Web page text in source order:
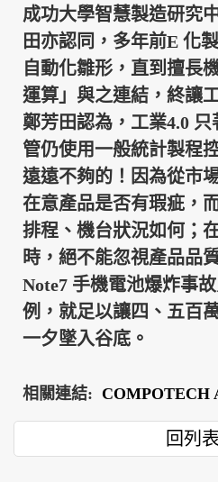
成功大學智慧製造研究
田亦認同，多年前E 化
自動化雛形，直到擅長
運算」與之連結，終讓
鄭芳田認為，工業4.0 只
管仍使用一般統計製程
遠遠不夠的！因為從市
在意產品是否有瑕疵，
排程、機台狀況如何；
時，絕不能忽視產品品
Note7 手機電池爆炸事
例，就足以讓四、五百
一夕墜入谷底。
相關連結: COMPOTECH
回列